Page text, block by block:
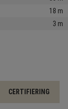
18 m
3 m
CERTIFIERING